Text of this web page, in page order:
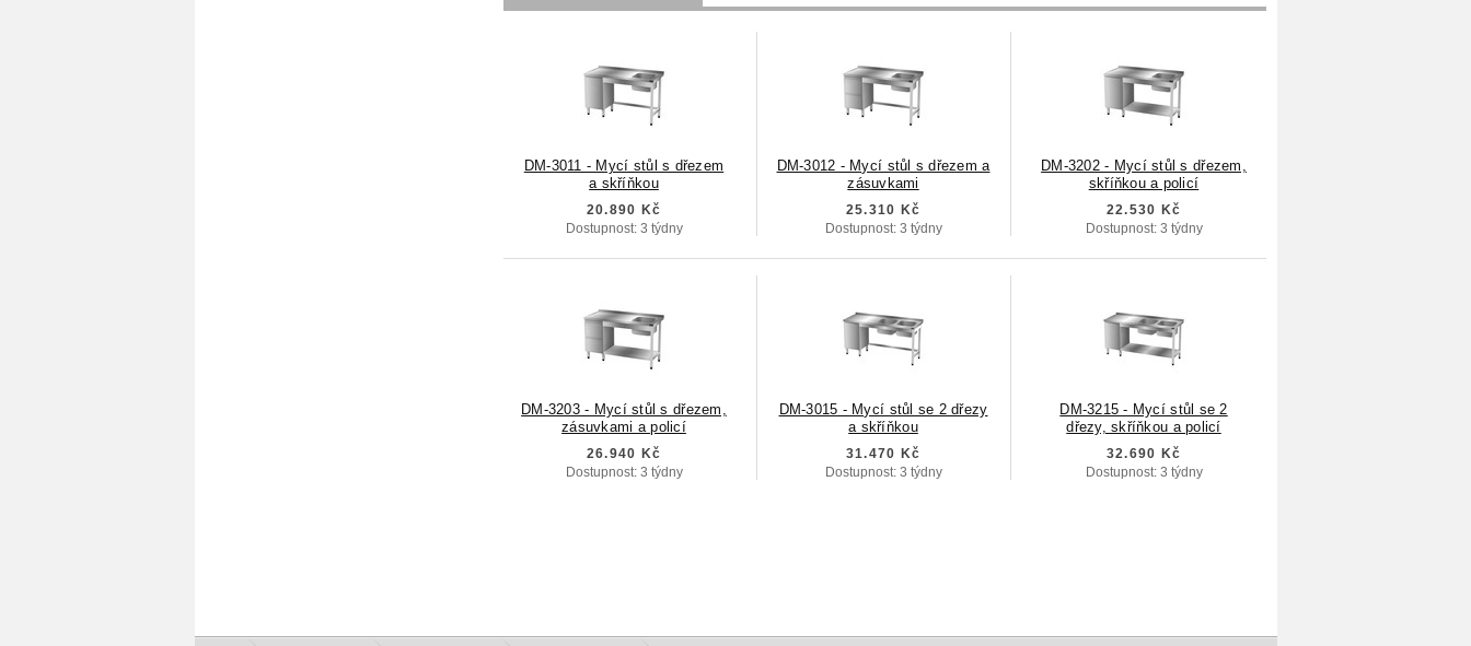
DM-3011 - Mycí stůl s dřezem
a skříňkou
20.890 Kč
Dostupnost: 3 týdny
DM-3012 - Mycí stůl s dřezem a
zásuvkami
25.310 Kč
Dostupnost: 3 týdny
DM-3202 - Mycí stůl s dřezem,
skříňkou a policí
22.530 Kč
Dostupnost: 3 týdny
DM-3203 - Mycí stůl s dřezem,
zásuvkami a policí
26.940 Kč
Dostupnost: 3 týdny
DM-3015 - Mycí stůl se 2 dřezy
a skříňkou
31.470 Kč
Dostupnost: 3 týdny
DM-3215 - Mycí stůl se 2
dřezy, skříňkou a policí
32.690 Kč
Dostupnost: 3 týdny